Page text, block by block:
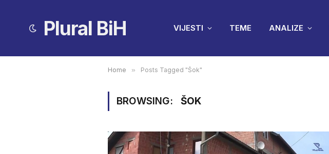
Plural BiH VIJESTI TEME ANALIZE
Home » Posts Tagged "Šok"
BROWSING: ŠOK